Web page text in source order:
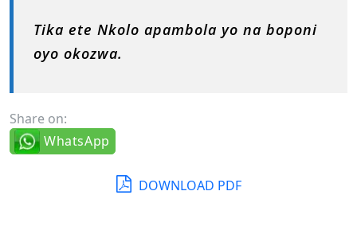
Tika ete Nkolo apambola yo na boponi
oyo okozwa.
Share on:
WhatsApp
DOWNLOAD PDF